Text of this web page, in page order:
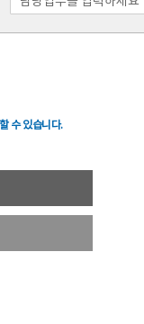
수 있습니다.